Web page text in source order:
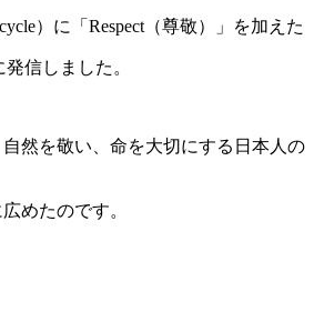
）に「Respect（尊敬）」を加えた
信しました。
自然を敬い、命を大切にする日本人の
めたのです。